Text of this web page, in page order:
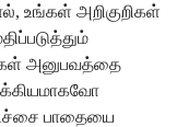
உங்கள் அறிகுறிகள்
அனுபவத்தை
பாதையை